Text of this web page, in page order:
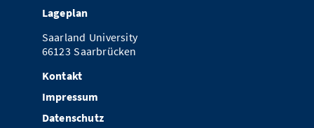
Lageplan
Saarland University
66123 Saarbrücken
Kontakt
Impressum
Datenschutz